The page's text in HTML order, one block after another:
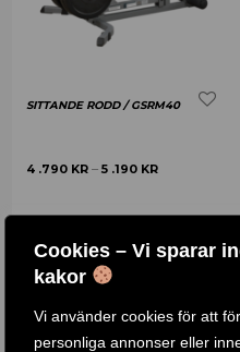
Cookies – Vi sparar
kakor
Vi använder cookies för att
personliga annonser eller
SITTANDE RODD / GSRM40
4 .790 KR –5 .190 KR
KÖP PRODUKT